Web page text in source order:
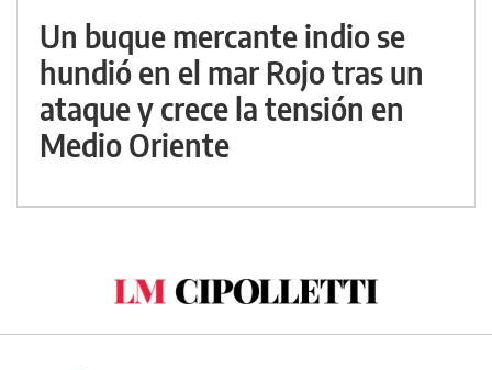
Un buque mercante indio se
hundió en el mar Rojo tras un
ataque y crece la tensión en
Medio Oriente